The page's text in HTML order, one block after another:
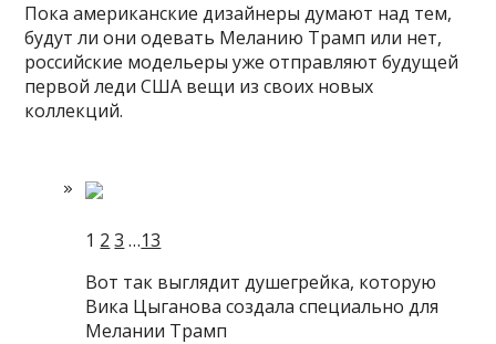
Пока американские дизайнеры думают над тем,
будут ли они одевать Меланию Трамп или нет,
российские модельеры уже отправляют будущей
первой леди США вещи из своих новых
коллекций.
1 2 3 …13
Вот так выглядит душегрейка, которую
Вика Цыганова создала специально для
Мелании Трамп